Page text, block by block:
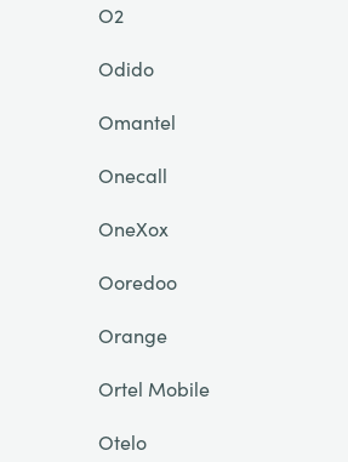
O2
Odido
Omantel
Onecall
OneXox
Ooredoo
Orange
Ortel Mobile
Otelo